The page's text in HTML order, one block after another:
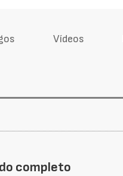
Vídeos
completo